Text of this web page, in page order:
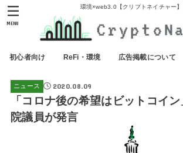
環境×web3.0【クリプトネイチャー】
初心者向け ReFi・環境 広告掲載について
MENU
ニュース 2020.08.09
「コロナ後の希望はビットコイ
院議員が発言